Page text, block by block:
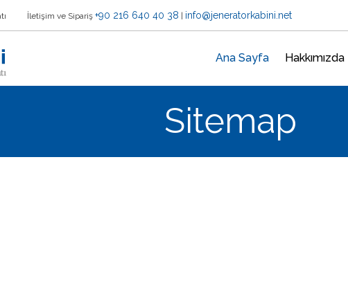
İletişim ve Sipariş +90 216 640 40 38 info@jeneratorkabini.net
Ana Sayfa Hakkımızda
Sitemap